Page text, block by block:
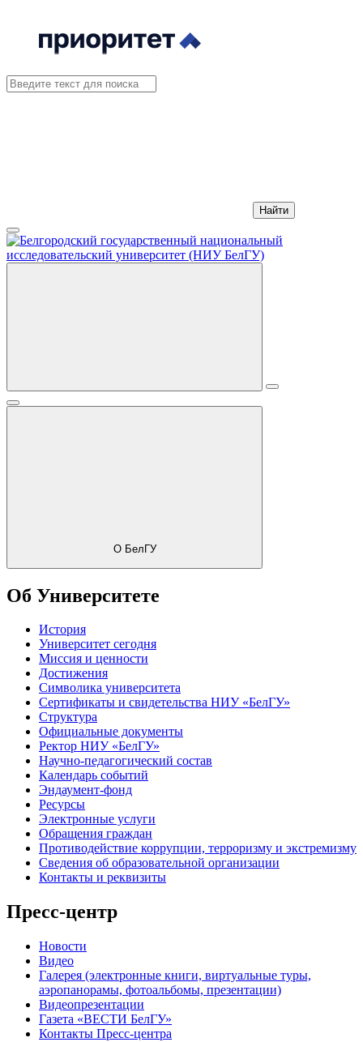
Найти
О БелГУ
Об Университете
История
Университет сегодня
Миссия и ценности
Достижения
Символика университета
Сертификаты и свидетельства НИУ «БелГУ»
Структура
Официальные документы
Ректор НИУ «БелГУ»
Научно-педагогический состав
Календарь событий
Эндаумент-фонд
Ресурсы
Электронные услуги
Обращения граждан
Противодействие коррупции, терроризму и экстремизму
Сведения об образовательной организации
Контакты и реквизиты
Пресс-центр
Новости
Видео
Галерея (электронные книги, виртуальные туры,
аэропанорамы, фотоальбомы, презентации)
Видеопрезентации
Газета «ВЕСТИ БелГУ»
Контакты Пресс-центра